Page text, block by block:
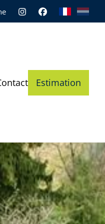
Estimation